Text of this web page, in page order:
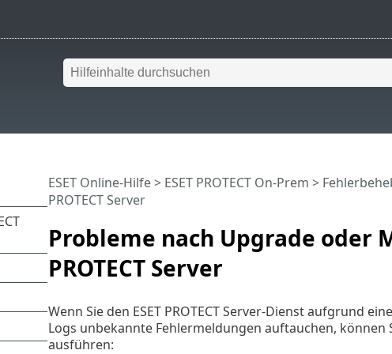
Probleme nach Upgrade oder
PROTECT Server
ESET Online-Hilfe> ESET PROTECT On-Prem >
PROTECT Server
Wenn Sie den ESET PROTECT Server-Dienst aufgrund
Logs unbekannte Fehlermeldungen auftauchen,
ausführen: